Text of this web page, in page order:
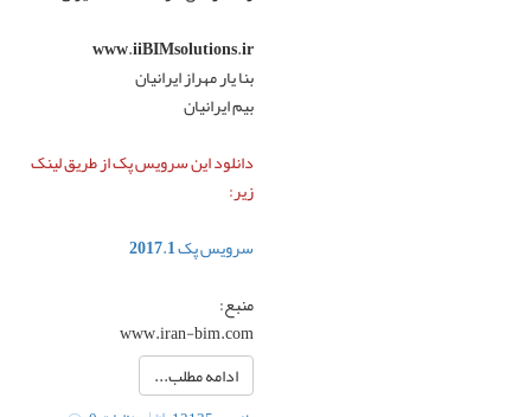
www.iiBIMsolutions.ir
بنا یار مهراز ایرانیان
بیم ایرانیان
دانلود این سرویس پک از طریق لینک
زیر:
سرویس پک 2017.1
منبع:
www.iran-bim.com
ادامه مطلب...